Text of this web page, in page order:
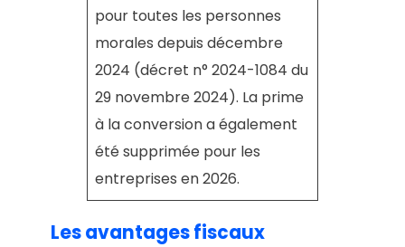
pour toutes les personnes
morales depuis décembre
2024 (décret n° 2024-1084 du
29 novembre 2024). La prime
à la conversion a également
été supprimée pour les
entreprises en 2026.
Les avantages fiscaux